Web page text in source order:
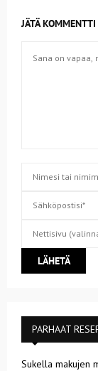
JÄTÄ KOMMENTTI
PARHAAT
Sukella makujen